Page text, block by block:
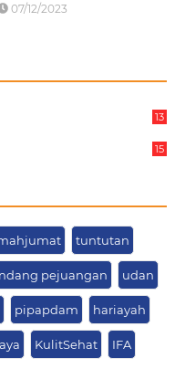
07/12/2023
13
15
tuntutan
pejuangan udan
pipapdam hariayah
KulitSehat IFA